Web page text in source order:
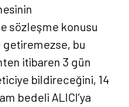
sözleşme konusu
bu
itibaren 3 gün
bildireceğini, 14
bedeli ALICI’ya